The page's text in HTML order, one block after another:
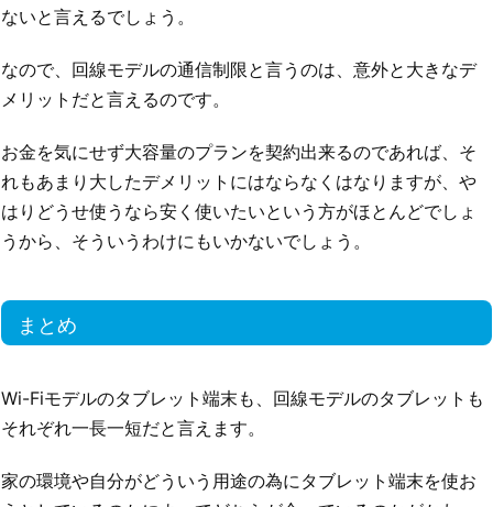
ないと言えるでしょう。
なので、回線モデルの通信制限と言うのは、意外と大きなデ
メリットだと言えるのです。
お金を気にせず大容量のプランを契約出来るのであれば、そ
れもあまり大したデメリットにはならなくはなりますが、や
はりどうせ使うなら安く使いたいという方がほとんどでしょ
うから、そういうわけにもいかないでしょう。
まとめ
Wi-Fiモデルのタブレット端末も、回線モデルのタブレットも
それぞれ一長一短だと言えます。
家の環境や自分がどういう用途の為にタブレット端末を使お